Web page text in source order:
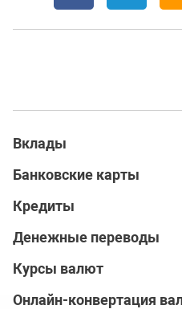
Вклады
Банковские карты
Кредиты
Денежные переводы
Курсы валют
Онлайн-конвертация